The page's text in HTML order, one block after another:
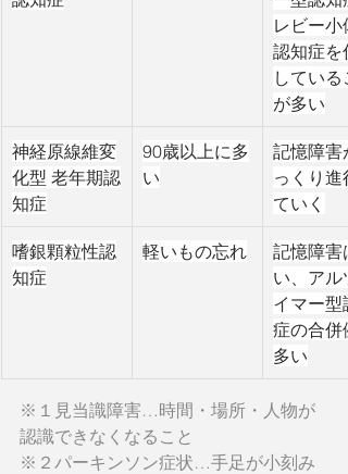
レビー小
認知症を
している
が多い
神経原線維変
化型 老年期認
知症
90歳以上に多
い
記憶障害
っくり進
ていく
嗜銀顆粒性認
知症
軽いもの忘れ
記憶障害
い、アル
イマー型
症の合併
多い
※１見当識障害…時間・場所・人物が
認識できなくなること
※２パーキンソン症状…手足が小刻み